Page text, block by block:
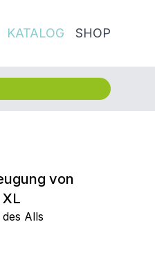
KATALOG SHOP
von
Alls